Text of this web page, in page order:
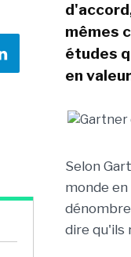
mêmes
études
en
Selon
monde en
dire qu'ils